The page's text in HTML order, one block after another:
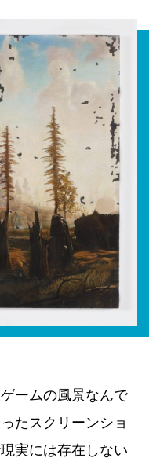
ームの風景なんで
たスクリーンショ
実には存在しない